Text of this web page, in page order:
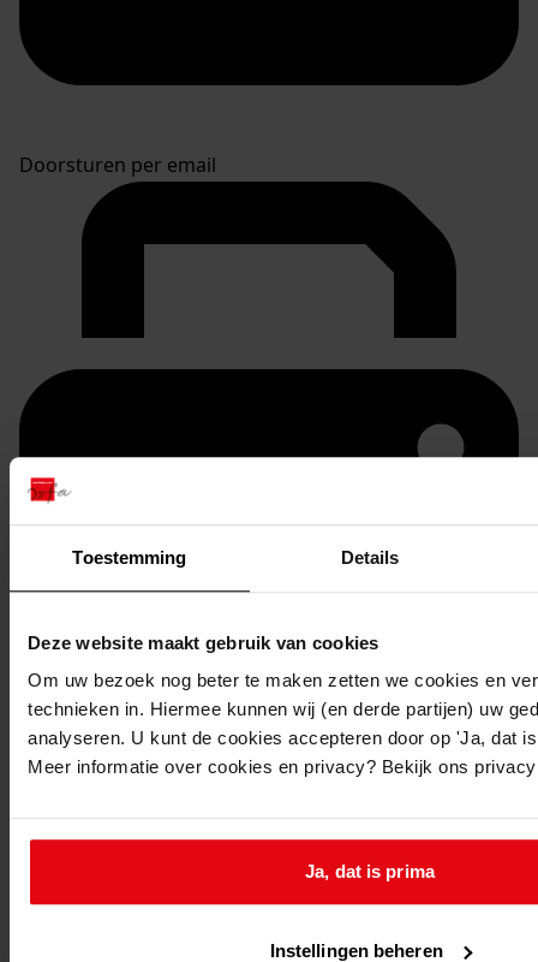
Toestemming Details
Deze website maakt gebruik van cookies
Om uw bezoek nog beter te maken zetten we cookies en
technieken in. Hiermee kunnen wij (en derde partijen) uw
analyseren. U kunt de cookies accepteren door op 'Ja, dat
Meer informatie over cookies en privacy? Bekijk ons
Ja, dat is prima
Instellingen beheren
Doorsturen per email
Printen
duurzaam webadres
Portret van een jonge vrouw, 189-?